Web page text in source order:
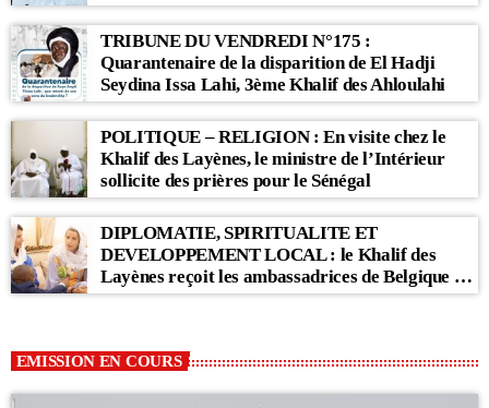
TRIBUNE DU VENDREDI N°175 :
Quarantenaire de la disparition de El Hadji
Seydina Issa Lahi, 3ème Khalif des Ahloulahi
POLITIQUE – RELIGION : En visite chez le
Khalif des Layènes, le ministre de l’Intérieur
sollicite des prières pour le Sénégal
DIPLOMATIE, SPIRITUALITE ET
DEVELOPPEMENT LOCAL : le Khalif des
Layènes reçoit les ambassadrices de Belgique et
des Pays-Bas
EMISSION EN COURS